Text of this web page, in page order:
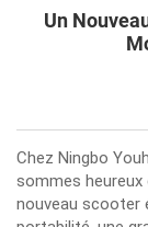
Un
Chez Ningbo
sommes
nouveau scooter